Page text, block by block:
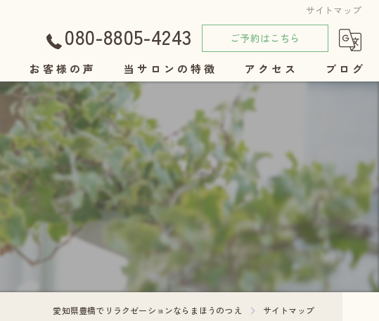
サイトマップ
080-8805-4243 ご予約はこちら
お客様の声 当サロンの特徴
女性
美容
リンパ
セラピー
自律神経
アクセス ブログ
愛知県豊橋でリラクゼーションならまほうのつえ サイトマップ